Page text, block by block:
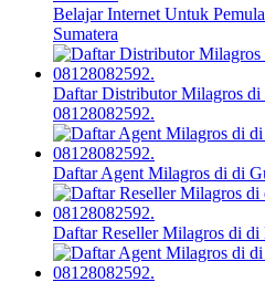
Belajar Internet Untuk
Sumatera
Daftar Distributor Milagros
08128082592.
Daftar Agent Milagros di di
Daftar Reseller Milagros di